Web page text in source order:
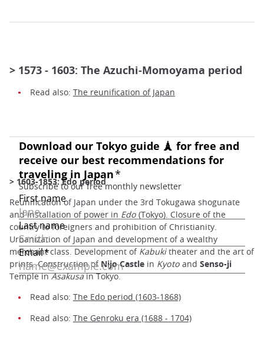
> 1573 - 1603: The Azuchi-Momoyama period
Read also: The reunification of Japan
> 1603-1853: Edo period
Reunification of Japan under the 3rd Tokugawa shogunate
and installation of power in Edo (Tokyo). Closure of the
country to foreigners and prohibition of Christianity.
Urbanization of Japan and development of a wealthy
merchant class. Development of Kabukitheater and the art of
prints. Construction of Nijo Castle in Kyoto and Senso-ji
Temple inAsakusain Tokyo.
Read also: The Edo period (1603-1868)
Read also: The Genroku era (1688 - 1704)